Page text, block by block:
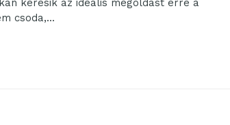
keresik az ideális megoldást erre a
csoda,...